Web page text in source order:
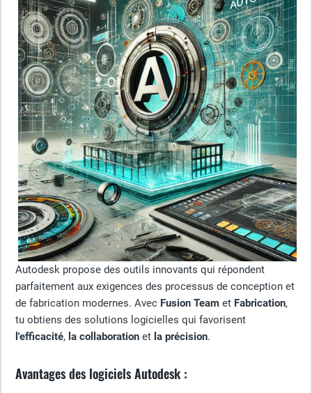
Autodesk propose des outils innovants qui répondent
parfaitement aux exigences des processus de conception et
de fabrication modernes. Avec Fusion Team et Fabrication,
tu obtiens des solutions logicielles qui favorisent
l'efficacité, la collaboration et la précision.
Avantages des logiciels Autodesk :